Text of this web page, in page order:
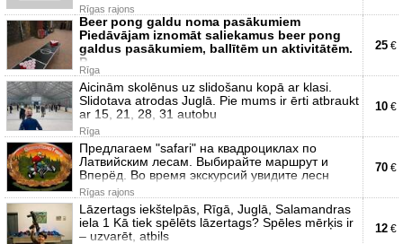
Rīgas rajons
Beer pong galdu noma pasākumiem
Piedāvājam iznomāt saliekamus beer pong
galdus pasākumiem, ballītēm un aktivitātēm.
P
Rīga
25 €
Aicinām skolēnus uz slidošanu kopā ar klasi.
Slidotava atrodas Juglā. Pie mums ir ērti atbraukt
ar 15, 21, 28, 31 autobu
Rīga
10 €
Предлагаем "safari" на квадроциклах по
Латвийским лесам. Выбирайте маршрут и
Вперёд. Во время экскурсий увидите лесн
Rīgas rajons
70 €
Lāzertags iekštelpās, Rīgā, Juglā, Salamandras
iela 1 Kā tiek spēlēts lāzertags? Spēles mērķis ir
– uzvarēt, atbils
12 €